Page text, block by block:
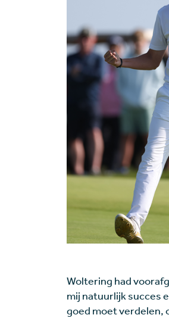
Woltering had
mij natuurlijk succes
goed moet verdelen,